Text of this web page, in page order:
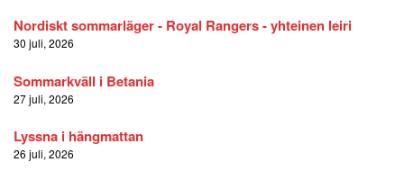
Nordiskt sommarläger - Royal Rangers - yhteinen leiri
30 juli, 2026
Sommarkväll i Betania
27 juli, 2026
Lyssna i hängmattan
26 juli, 2026